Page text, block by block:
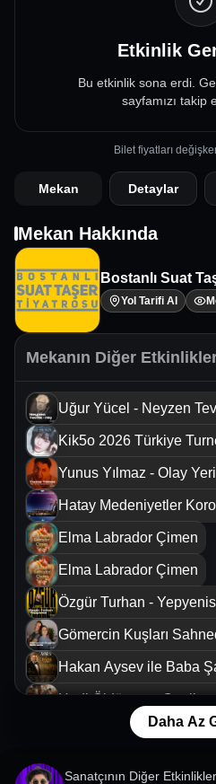
Etkinlik
Bu etkinlik sona erdi.
sayfamızı takip
Bilet fiyatları
Mekan Detaylar
Mekan Hakkında
Bostanlı Suat
Yol Tarifi Al
Mekanın Diğer
Uğur Yücel - Neyzen
Kik5o 2026 Türkiye
Yunus Yılmaz - Olay
Hatay Medeniyetler
Elma Labrador Çimen
Elma Labrador Çimen
Özgür Turhan -
Gömercin Kuşları
Hakan Aysev ile Baba
Hadi Öldürsene Canikom
Hadi Öldürsene
Daha Az
Sanatçının Diğer